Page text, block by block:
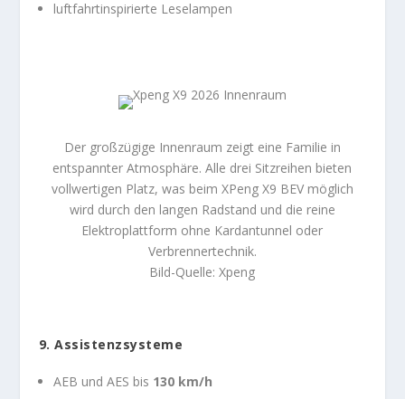
luftfahrtinspirierte Leselampen
Der großzügige Innenraum zeigt eine Familie in
entspannter Atmosphäre. Alle drei Sitzreihen bieten
vollwertigen Platz, was beim XPeng X9 BEV möglich
wird durch den langen Radstand und die reine
Elektroplattform ohne Kardantunnel oder
Verbrennertechnik.
Bild-Quelle: Xpeng
9. Assistenzsysteme
AEB und AES bis 130 km/h